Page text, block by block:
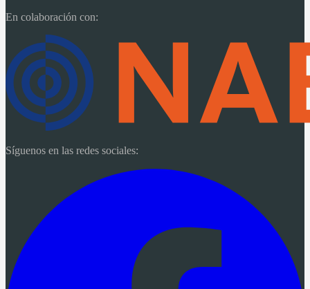
En colaboración con:
Síguenos en las redes sociales: